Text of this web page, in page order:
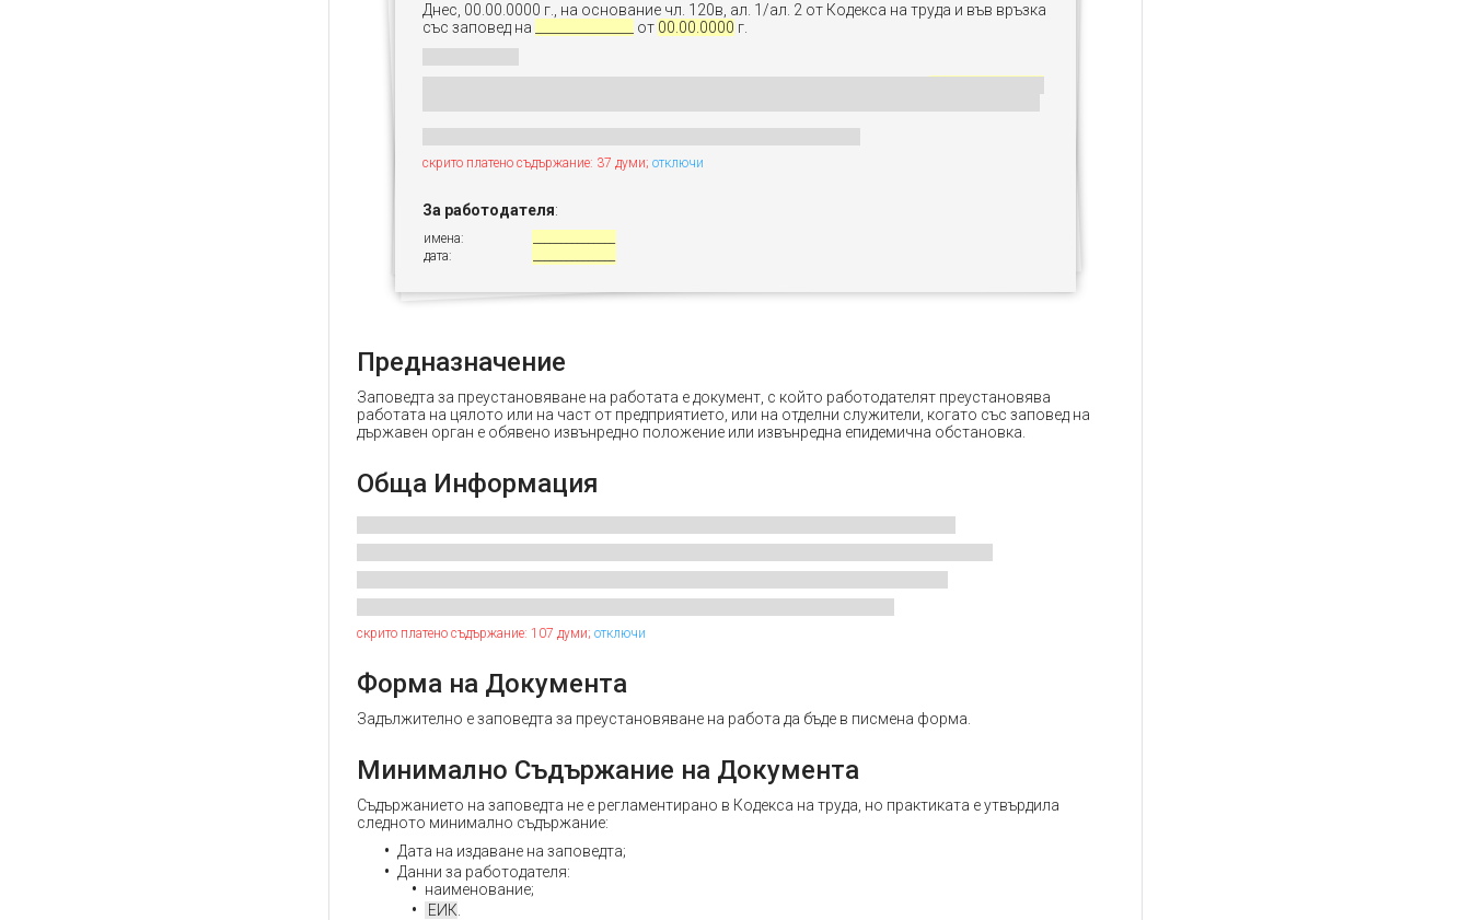
Днес, 00.00.0000 г., на основание чл. 120в, ал. 1/ал. 2 от Кодекса на труда и във връзка
със заповед на
от 00.00.0000 г.
скрито платено съдържание: 37 думи; отключи
За работодателя:
имена:
дата:
Предназначение
Заповедта за преустановяване на работата е документ, с който работодателят преустановява
работата на цялото или на част от предприятието, или на отделни служители, когато със заповед на
държавен орган е обявено извънредно положение или извънредна епидемична обстановка.
Обща Информация
скрито платено съдържание: 107 думи; отключи
Форма на Документа
Задължително е заповедта за преустановяване на работа да бъде в писмена форма.
Минимално Съдържание на Документа
Съдържанието на заповедта не е регламентирано в Кодекса на труда, но практиката е утвърдила
следното минимално съдържание:
Дата на издаване на заповедта;
Данни за работодателя:
наименование;
ЕИК.